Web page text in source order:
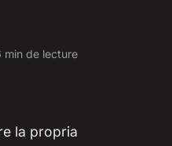
min de lecture
la propria